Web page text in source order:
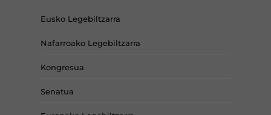
Eusko Legebiltzarra
Nafarroako Legebiltzarra
Kongresua
Senatua